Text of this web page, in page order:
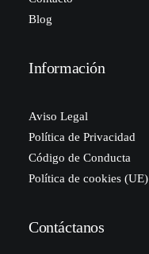
Blog
Información
Aviso Legal
Política de Privacidad
Código de Conducta
Política de cookies (UE)
Contáctanos